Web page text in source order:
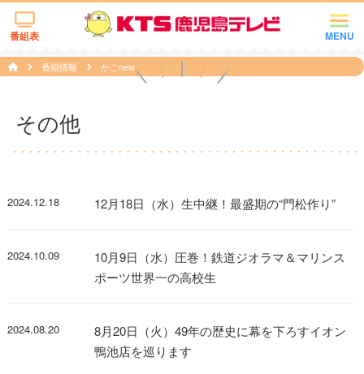
MENU
番組表
番組情報 かごnew
その他
2024.12.18 12月18日（水）生中継！最盛期の“門松作り”
2024.10.09
10月9日（水）圧巻！鉄道ジオラマ＆マリンス
ポーツ世界一の高校生
2024.08.20
8月20日（火）49年の歴史に幕を下ろすイオン
鴨池店を巡ります